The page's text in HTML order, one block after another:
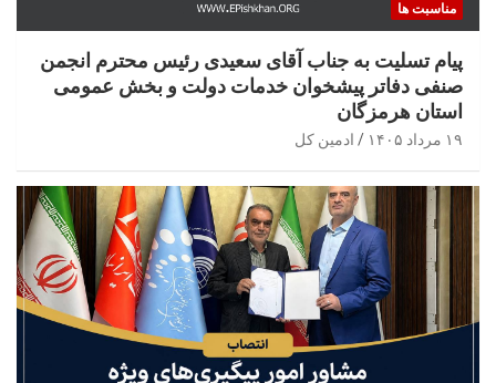
مناسبت ها
پیام تسلیت به جناب آقای سعیدی رئیس محترم انجمن
صنفی دفاتر پیشخوان خدمات دولت و بخش عمومی
استان هرمزگان
۱۹ مرداد ۱۴۰۵ ادمین کل